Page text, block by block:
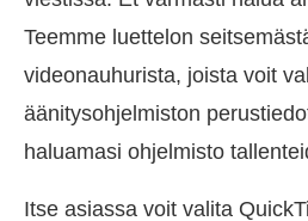
Teemme luettelon
videonauhurista, joista voit
äänitysohjelmiston
haluamasi ohjelmisto
Itse asiassa voit valita